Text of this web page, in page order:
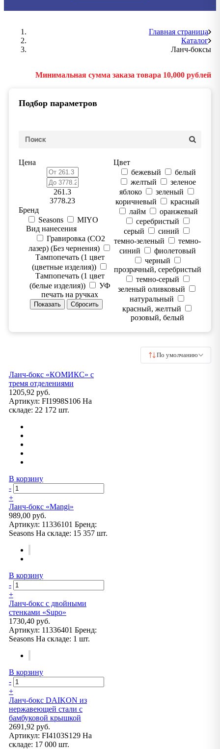
Главная страница
Каталог
Ланч-боксы
Минимальная сумма заказа товара 10,000 рублей
Подбор параметров
Цена
261.3
3778.23
Цвет
бежевый
белый
желтый
зеленое
яблоко
зеленый
коричневый
красный
лайм
оранжевый
серебристый
серый
синий
темно-зеленый
темно-
синий
фиолетовый
черный
прозрачный, серебристый
темно-серый
зеленый оливковый
натуральный
красный, желтый
розовый, белый
Бренд
Seasons
MIYO
Вид нанесения
Гравировка (CO2
лазер) (Без чернения)
Тампопечать (1 цвет
(цветные изделия))
Тампопечать (1 цвет
(белые изделия))
УФ
печать на ручках
По умолчанию
Ланч-бокс «КОМИКС» с
тремя отделениями
1205,92 руб.
Артикул: FI1998S106 На
складе: 22 172 шт.
В корзину
-
+
Ланч-бокс «Mangi»
989,00 руб.
Артикул: 11336101 Бренд:
Seasons На складе: 15 357 шт.
В корзину
-
+
Ланч-бокс с двойными
стенками «Supo»
1730,40 руб.
Артикул: 11336401 Бренд:
Seasons На складе: 1 шт.
В корзину
-
+
Ланч-бокс DAIKON из
нержавеющей стали с
бамбуковой крышкой
2691,92 руб.
Артикул: FI4103S129 На
складе: 17 000 шт.